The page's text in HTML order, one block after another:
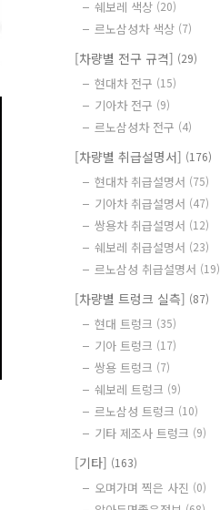
쉐보레 색상 (20)
르노삼성차 색상 (7)
[차량별 전구 규격] (29)
현대차 전구 (15)
기아차 전구 (9)
르노삼성차 전구 (4)
[차량별 취급설명서] (176)
현대차 취급설명서 (75)
기아차 취급설명서 (47)
쌍용차 취급설명서 (12)
쉐보레 취급설명서 (23)
르노삼성 취급설명서 (19)
[차량별 트렁크 실측] (87)
현대 트렁크 (35)
기아 트렁크 (17)
쌍용 트렁크 (7)
쉐보레 트렁크 (9)
르노삼성 트렁크 (10)
기타 제조사 트렁크 (9)
[기타] (163)
오며가며 찍은 사진 (0)